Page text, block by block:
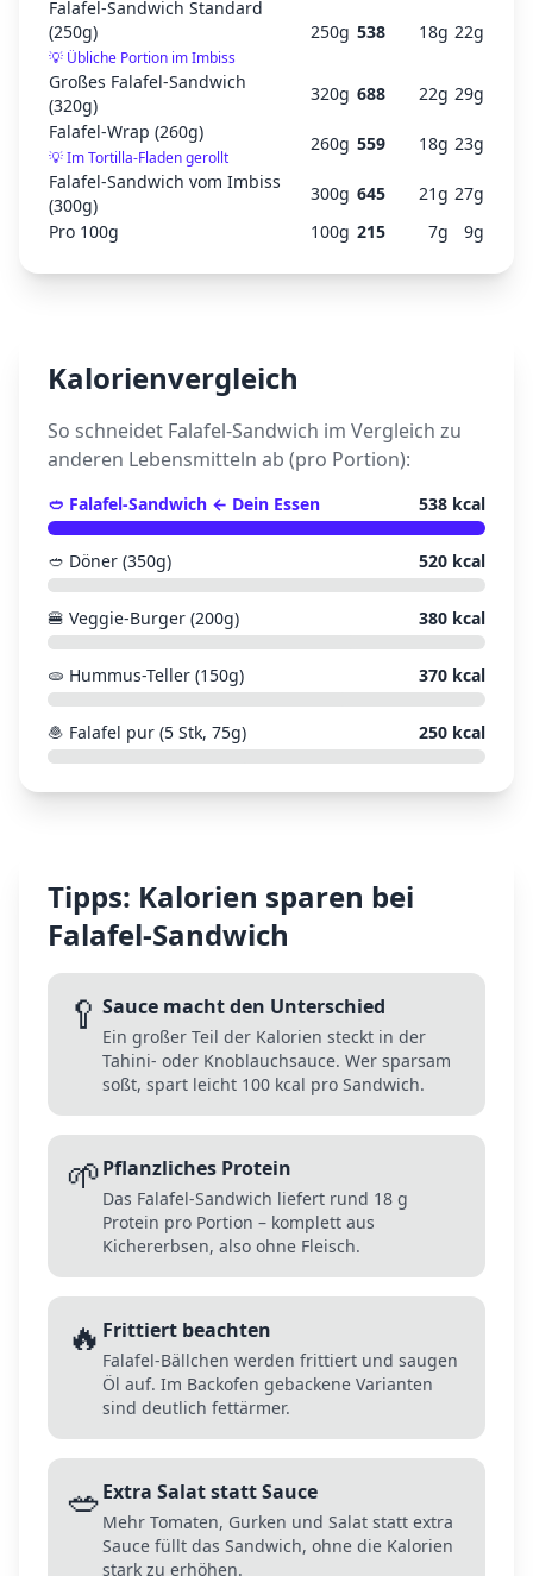
Falafel-Sandwich Standard
(250g)
💡 Übliche Portion im Imbiss
250g 538 18g 22g
Großes Falafel-Sandwich
(320g)
320g 688 22g 29g
Falafel-Wrap (260g)
💡Im Tortilla-Fladen gerollt
260g 559 18g 23g
Falafel-Sandwich vom Imbiss
(300g)
300g 645 21g 27g
Pro 100g
100g 215 7g 9g
Kalorienvergleich
So schneidet Falafel-Sandwich im Vergleich zu
anderen Lebensmitteln ab (pro Portion):
🥙 Falafel-Sandwich ← Dein Essen 538 kcal
🥙 Döner (350g) 520 kcal
🍔 Veggie-Burger (200g) 380 kcal
🫓 Hummus-Teller (150g) 370 kcal
🧆 Falafel pur (5 Stk, 75g) 250 kcal
Tipps: Kalorien sparen bei
Falafel-Sandwich
🥄 Sauce macht den Unterschied
Ein großer Teil der Kalorien steckt in der
Tahini- oder Knoblauchsauce. Wer sparsam
soßt, spart leicht 100 kcal pro Sandwich.
🌱Pflanzliches Protein
Das Falafel-Sandwich liefert rund 18 g
Protein pro Portion – komplett aus
Kichererbsen, also ohne Fleisch.
🔥 Frittiert beachten
Falafel-Bällchen werden frittiert und saugen
Öl auf. Im Backofen gebackene Varianten
sind deutlich fettärmer.
🥗Extra Salat statt Sauce
Mehr Tomaten, Gurken und Salat statt extra
Sauce füllt das Sandwich, ohne die Kalorien
stark zu erhöhen.